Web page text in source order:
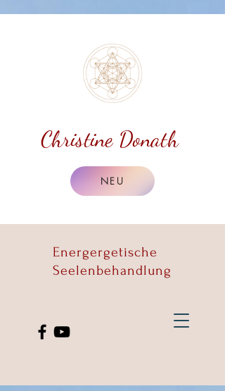
Christine Donath
NEU
Energergetische
Seelenbehandlung